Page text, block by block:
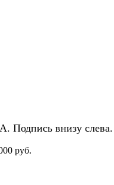
Подпись внизу
руб.